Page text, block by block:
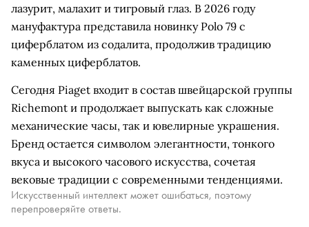
лазурит, малахит и тигровый глаз. В 2026 году
мануфактура представила новинку Polo 79 с
циферблатом из содалита, продолжив традицию
каменных циферблатов.
Сегодня Piaget входит в состав швейцарской группы
Richemont и продолжает выпускать как сложные
механические часы, так и ювелирные украшения.
Бренд остается символом элегантности, тонкого
вкуса и высокого часового искусства, сочетая
вековые традиции с современными тенденциями.
Искусственный интеллект может ошибаться, поэтому
перепроверяйте ответы.